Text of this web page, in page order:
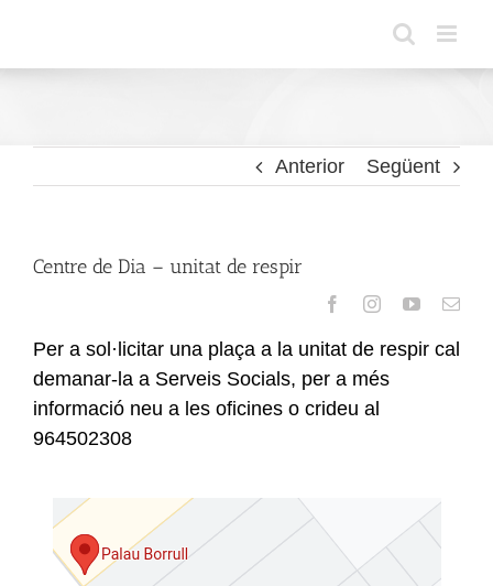
content
Anterior Següent
Centre de Dia – unitat de respir
Per a sol·licitar una plaça a la unitat de respir cal
demanar-la a Serveis Socials, per a més
informació neu a les oficines o crideu al
964502308